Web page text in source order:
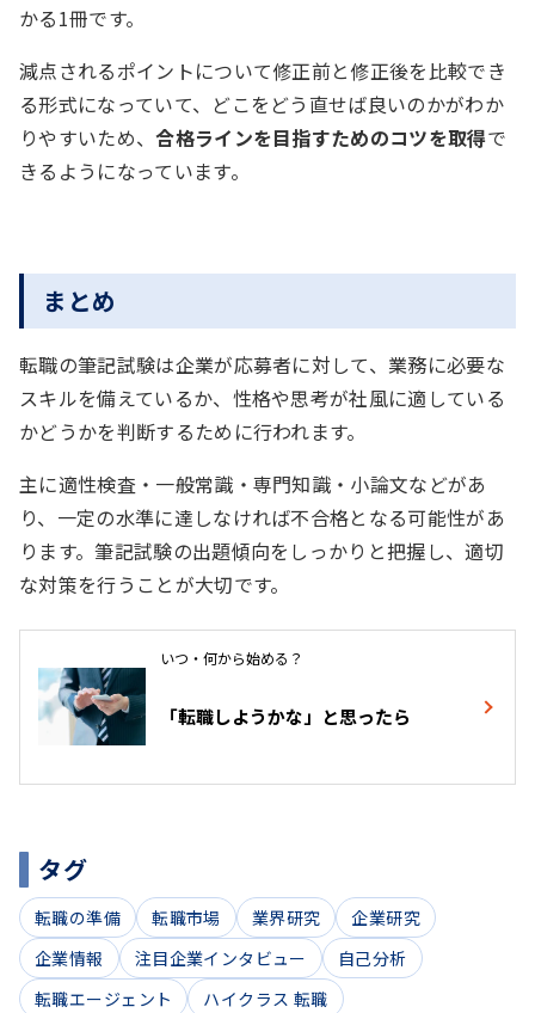
かる1冊です。
減点されるポイントについて修正前と修正後を比較でき
る形式になっていて、どこをどう直せば良いのかがわか
りやすいため、合格ラインを目指すためのコツを取得で
きるようになっています。
まとめ
転職の筆記試験は企業が応募者に対して、業務に必要な
スキルを備えているか、性格や思考が社風に適している
かどうかを判断するために行われます。
主に適性検査・一般常識・専門知識・小論文などがあ
り、一定の水準に達しなければ不合格となる可能性があ
ります。筆記試験の出題傾向をしっかりと把握し、適切
な対策を行うことが大切です。
いつ・何から始める？
「転職しようかな」と思ったら
タグ
転職の準備 転職市場 業界研究
企業研究
企業情報
注目企業インタビュー
自己分析
転職エージェント
ハイクラス 転職